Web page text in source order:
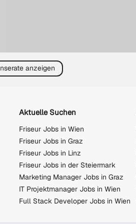
anzeigen
Aktuelle Suchen
Friseur Jobs in Wien
Friseur Jobs in Graz
Friseur Jobs in Linz
Friseur Jobs in der Steiermark
Marketing Manager Jobs in Graz
IT Projektmanager Jobs in Wien
Full Stack Developer Jobs in Wien